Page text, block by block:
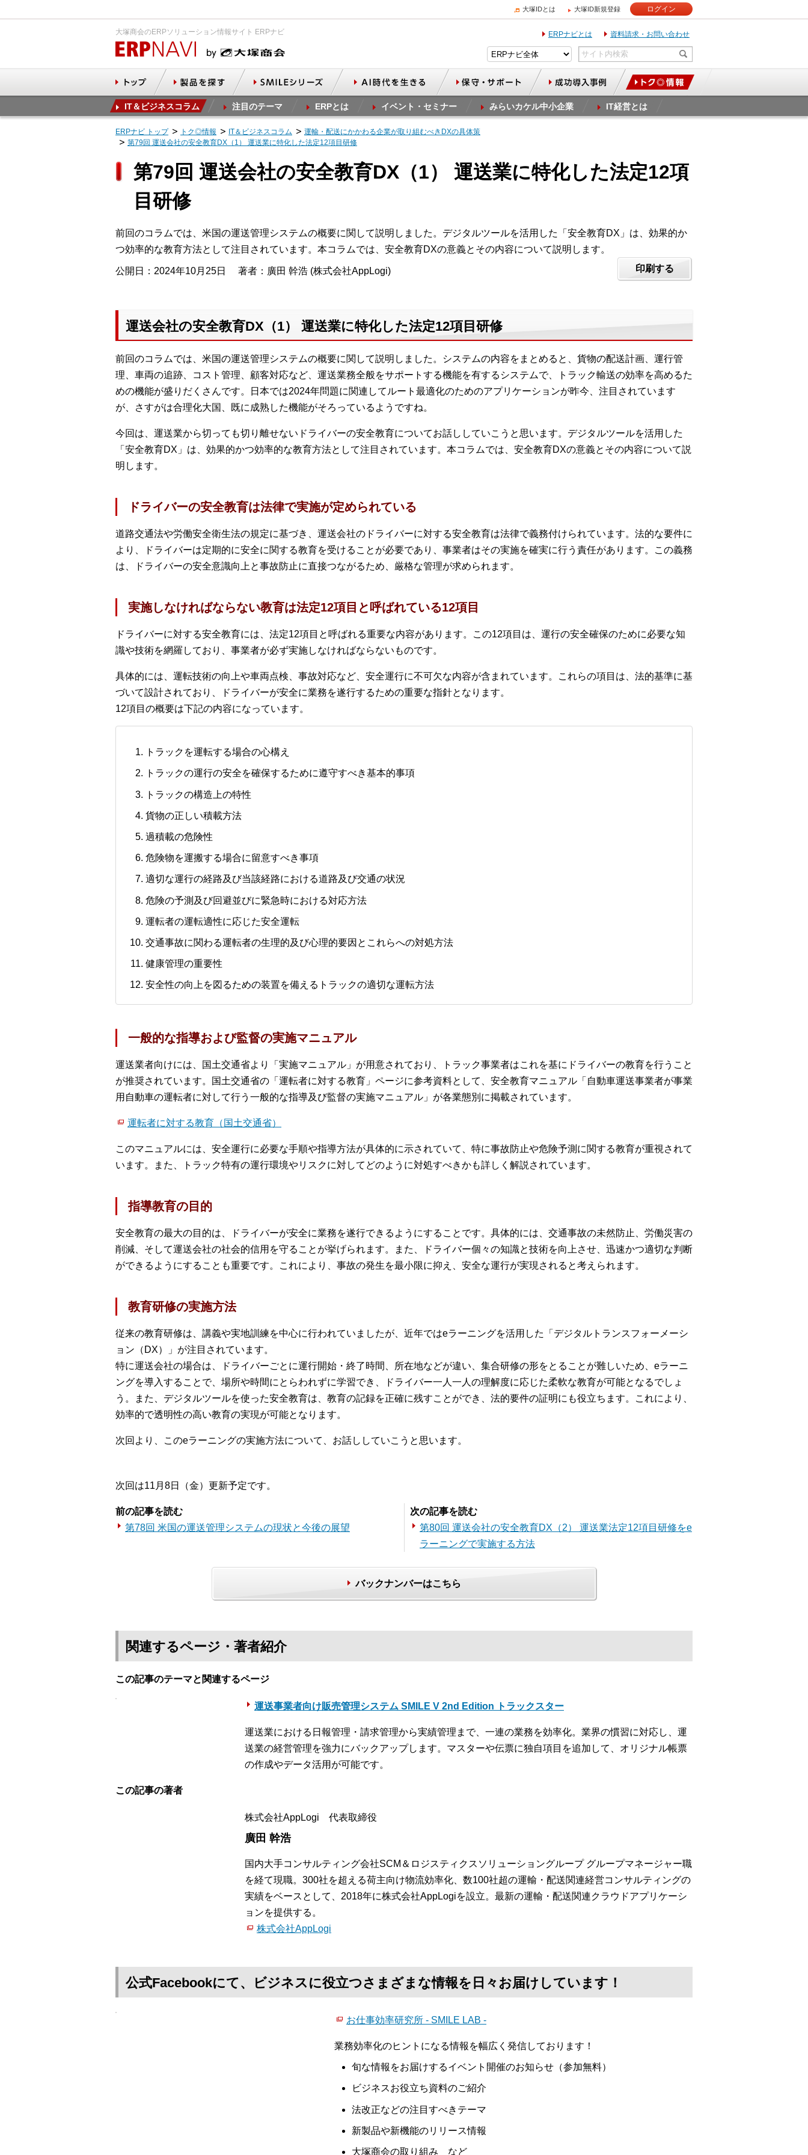
大塚IDとは 大塚ID新規登録 ログイン
大塚商会のERPソリューション情報サイト ERPナビ ERPナビとは 資料請求・お問い合わせ
IT＆ビジネスコラム 注目のテーマ ERPとは イベント・セミナー みらいカケル中小企業 IT経営とは
ERPナビ トップ トク◎情報 IT＆ビジネスコラム
運輸・配送にかかわる企業が取り組むべきDXの具体策
第79回 運送会社の安全教育DX（1） 運送業に特化した法定12項目研修
第79回 運送会社の安全教育DX（1） 運送業に特化した法定12項
目研修
前回のコラムでは、米国の運送管理システムの概要に関して説明しました。デジタルツールを活用した「安全教育DX」は、効果的か
つ効率的な教育方法として注目されています。本コラムでは、安全教育DXの意義とその内容について説明します。
公開日：2024年10月25日 著者：廣田 幹浩 (株式会社AppLogi) 印刷する
運送会社の安全教育DX（1） 運送業に特化した法定12項目研修
前回のコラムでは、米国の運送管理システムの概要に関して説明しました。システムの内容をまとめると、貨物の配送計画、運行管
理、車両の追跡、コスト管理、顧客対応など、運送業務全般をサポートする機能を有するシステムで、トラック輸送の効率を高めるた
めの機能が盛りだくさんです。日本では2024年問題に関連してルート最適化のためのアプリケーションが昨今、注目されています
が、さすがは合理化大国、既に成熟した機能がそろっているようですね。
今回は、運送業から切っても切り離せないドライバーの安全教育についてお話ししていこうと思います。デジタルツールを活用した
「安全教育DX」は、効果的かつ効率的な教育方法として注目されています。本コラムでは、安全教育DXの意義とその内容について説
明します。
ドライバーの安全教育は法律で実施が定められている
道路交通法や労働安全衛生法の規定に基づき、運送会社のドライバーに対する安全教育は法律で義務付けられています。法的な要件に
より、ドライバーは定期的に安全に関する教育を受けることが必要であり、事業者はその実施を確実に行う責任があります。この義務
は、ドライバーの安全意識向上と事故防止に直接つながるため、厳格な管理が求められます。
実施しなければならない教育は法定12項目と呼ばれている12項目
ドライバーに対する安全教育には、法定12項目と呼ばれる重要な内容があります。この12項目は、運行の安全確保のために必要な知
識や技術を網羅しており、事業者が必ず実施しなければならないものです。
具体的には、運転技術の向上や車両点検、事故対応など、安全運行に不可欠な内容が含まれています。これらの項目は、法的基準に基
づいて設計されており、ドライバーが安全に業務を遂行するための重要な指針となります。
12項目の概要は下記の内容になっています。
トラックを運転する場合の心構え
トラックの運行の安全を確保するために遵守すべき基本的事項
トラックの構造上の特性
貨物の正しい積載方法
過積載の危険性
危険物を運搬する場合に留意すべき事項
適切な運行の経路及び当該経路における道路及び交通の状況
危険の予測及び回避並びに緊急時における対応方法
運転者の運転適性に応じた安全運転
交通事故に関わる運転者の生理的及び心理的要因とこれらへの対処方法
健康管理の重要性
安全性の向上を図るための装置を備えるトラックの適切な運転方法
一般的な指導および監督の実施マニュアル
運送業者向けには、国土交通省より「実施マニュアル」が用意されており、トラック事業者はこれを基にドライバーの教育を行うこと
が推奨されています。国土交通省の「運転者に対する教育」ページに参考資料として、安全教育マニュアル「自動車運送事業者が事業
用自動車の運転者に対して行う一般的な指導及び監督の実施マニュアル」が各業態別に掲載されています。
運転者に対する教育（国土交通省）
このマニュアルには、安全運行に必要な手順や指導方法が具体的に示されていて、特に事故防止や危険予測に関する教育が重視されて
います。また、トラック特有の運行環境やリスクに対してどのように対処すべきかも詳しく解説されています。
指導教育の目的
安全教育の最大の目的は、ドライバーが安全に業務を遂行できるようにすることです。具体的には、交通事故の未然防止、労働災害の
削減、そして運送会社の社会的信用を守ることが挙げられます。また、ドライバー個々の知識と技術を向上させ、迅速かつ適切な判断
ができるようにすることも重要です。これにより、事故の発生を最小限に抑え、安全な運行が実現されると考えられます。
教育研修の実施方法
従来の教育研修は、講義や実地訓練を中心に行われていましたが、近年ではeラーニングを活用した「デジタルトランスフォーメーシ
ョン（DX）」が注目されています。
特に運送会社の場合は、ドライバーごとに運行開始・終了時間、所在地などが違い、集合研修の形をとることが難しいため、eラーニ
ングを導入することで、場所や時間にとらわれずに学習でき、ドライバー一人一人の理解度に応じた柔軟な教育が可能となるでしょ
う。また、デジタルツールを使った安全教育は、教育の記録を正確に残すことができ、法的要件の証明にも役立ちます。これにより、
効率的で透明性の高い教育の実現が可能となります。
次回より、このeラーニングの実施方法について、お話ししていこうと思います。
次回は11月8日（金）更新予定です。
前の記事を読む
第78回 米国の運送管理システムの現状と今後の展望
次の記事を読む
第80回 運送会社の安全教育DX（2） 運送業法定12項目研修をe
ラーニングで実施する方法
バックナンバーはこちら
関連するページ・著者紹介
この記事のテーマと関連するページ
運送事業者向け販売管理システム SMILE V 2nd Edition トラックスター
運送業における日報管理・請求管理から実績管理まで、一連の業務を効率化。業界の慣習に対応し、運
送業の経営管理を強力にバックアップします。マスターや伝票に独自項目を追加して、オリジナル帳票
の作成やデータ活用が可能です。
この記事の著者
株式会社AppLogi 代表取締役
廣田 幹浩
国内大手コンサルティング会社SCM＆ロジスティクスソリューショングループ グループマネージャー職
を経て現職。300社を超える荷主向け物流効率化、数100社超の運輸・配送関連経営コンサルティングの
実績をベースとして、2018年に株式会社AppLogiを設立。最新の運輸・配送関連クラウドアプリケーシ
ョンを提供する。
株式会社AppLogi
公式Facebookにて、ビジネスに役立つさまざまな情報を日々お届けしています！
お仕事効率研究所 - SMILE LAB -
業務効率化のヒントになる情報を幅広く発信しております！
旬な情報をお届けするイベント開催のお知らせ（参加無料）
ビジネスお役立ち資料のご紹介
法改正などの注目すべきテーマ
新製品や新機能のリリース情報
大塚商会の取り組み など